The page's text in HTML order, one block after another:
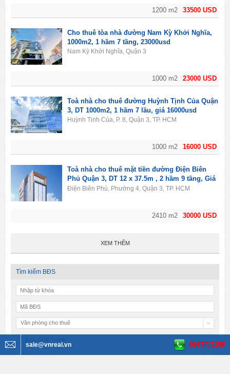
33500 USD
1200 m2
23000 USD
1000 m2
Cho thuê tòa nhà đường Nam Kỳ Khởi Nghĩa,
1000m2, 1 hầm 7 tầng, 23000usd
Nam Kỳ Khởi Nghĩa, Quận 3
16000 USD
1000 m2
Toà nhà cho thuê đường Huỳnh Tịnh Của Quận
3, DT 1000m2, 1 hầm 7 lầu, giá 16000usd
Huỳnh Tịnh Của, P. 8, Quận 3, TP. HCM
30000 USD
2410 m2
Toà nhà cho thuê mặt tiền đường Điện Biên
Phủ Quận 3, DT 12 x 37.5m , 2 hầm 9 tầng, Giá
30000usd
Điện Biên Phủ, Phường 4, Quận 3, TP. HCM
XEM THÊM
Tìm kiếm BĐS
Văn phòng cho thuê
Tất cả phường
sale@vnreal.vn 0979771188